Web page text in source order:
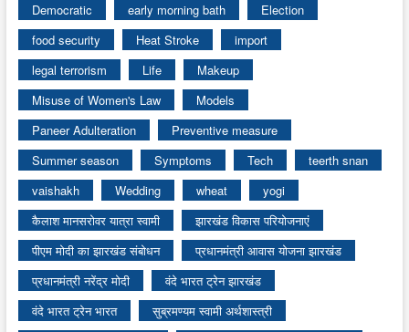
Democratic
early morning bath
Election
food security
Heat Stroke
import
legal terrorism
Life
Makeup
Misuse of Women's Law
Models
Paneer Adulteration
Preventive measure
Summer season
Symptoms Tech
teerth snan
vaishakh
Wedding wheat
yogi
कैलाश मानसरोवर यात्रा स्वामी
झारखंड विकास परियोजनाएं
पीएम मोदी का झारखंड संबोधन
प्रधानमंत्री आवास योजना झारखंड
प्रधानमंत्री नरेंद्र मोदी
वंदे भारत ट्रेन झारखंड
वंदे भारत ट्रेन भारत
सुब्रमण्यम स्वामी अर्थशास्त्री